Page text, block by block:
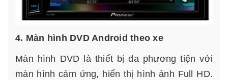
4. Màn hình DVD Android theo xe
Màn hình DVD là thiết bị đa phương tiện với
màn hình cảm ứng, hiển thị hình ảnh Full HD.